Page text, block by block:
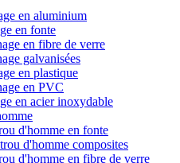
en aluminium
en fonte
en fibre de verre
galvanisées
en plastique
en PVC
en acier inoxydable
d'homme en fonte
d'homme composites
d'homme en fibre de verre